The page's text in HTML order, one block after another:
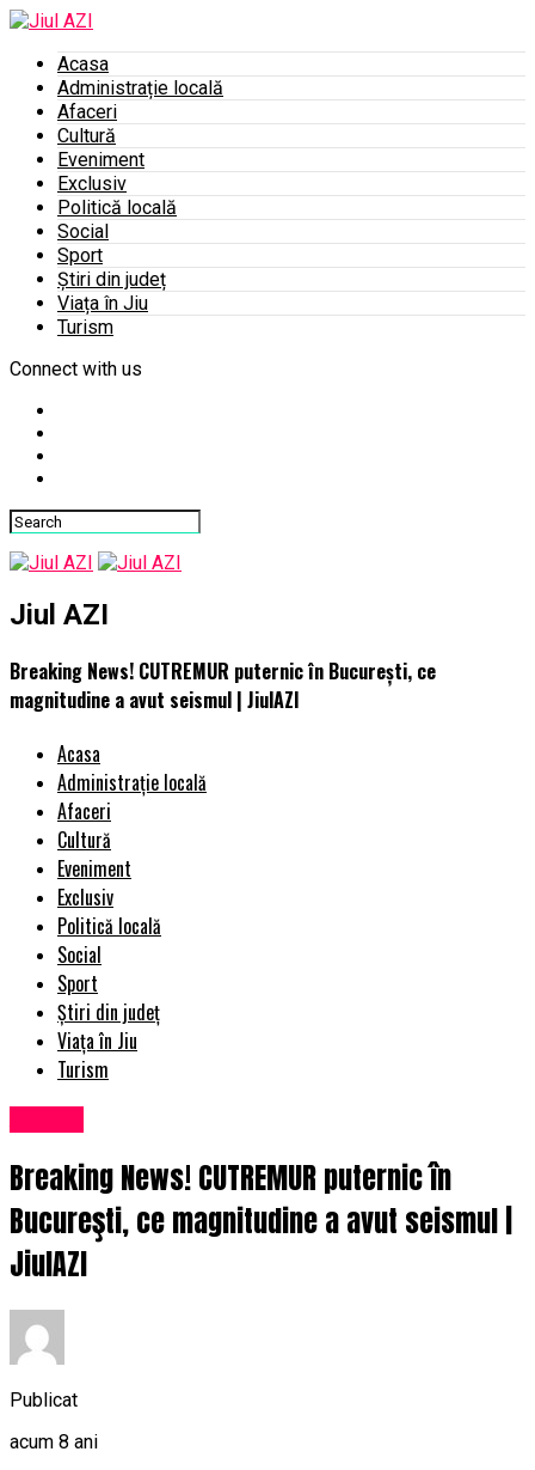
Acasa
Administrație locală
Afaceri
Cultură
Eveniment
Exclusiv
Politică locală
Social
Sport
Știri din județ
Viața în Jiu
Turism
Connect with us
Jiul AZI
Breaking News! CUTREMUR puternic în Bucureşti, ce
magnitudine a avut seismul | JiulAZI
Acasa
Administrație locală
Afaceri
Cultură
Eveniment
Exclusiv
Politică locală
Social
Sport
Știri din județ
Viața în Jiu
Turism
Breaking News! CUTREMUR puternic în
Bucureşti, ce magnitudine a avut seismul |
JiulAZI
Publicat
acum 8 ani